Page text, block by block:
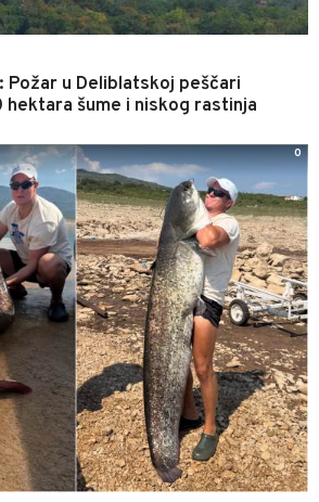
Požar u Deliblatskoj peščari
šume i niskog rastinja
0